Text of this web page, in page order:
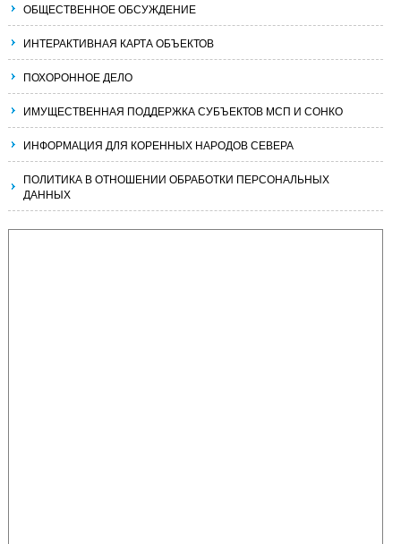
ОБЩЕСТВЕННОЕ ОБСУЖДЕНИЕ
ИНТЕРАКТИВНАЯ КАРТА ОБЪЕКТОВ
ПОХОРОННОЕ ДЕЛО
ИМУЩЕСТВЕННАЯ ПОДДЕРЖКА СУБЪЕКТОВ МСП И СОНКО
ИНФОРМАЦИЯ ДЛЯ КОРЕННЫХ НАРОДОВ СЕВЕРА
ПОЛИТИКА В ОТНОШЕНИИ ОБРАБОТКИ ПЕРСОНАЛЬНЫХ
ДАННЫХ